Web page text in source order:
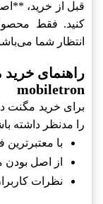
قبل از خرید،
کنید. فقط
انتظار شما
راهنمای خرید
mobiletron
را مدنظر داشته
با
از اصل
نظرات